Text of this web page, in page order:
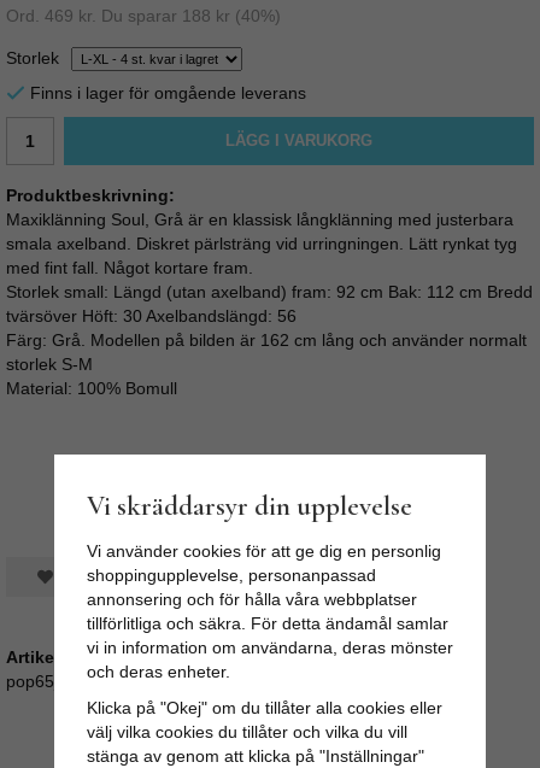
Ord. 469 kr . Du sparar 188 kr (40%)
Storlek
Finns i lager för omgående leverans
LÄGG I VARUKORG
Produktbeskrivning:
Maxiklänning Soul, Grå är en klassisk långklänning med justerbara
smala axelband. Diskret pärlsträng vid urringningen. Lätt rynkat tyg
med fint fall. Något kortare fram.
Storlek small: Längd (utan axelband) fram: 92 cm Bak: 112 cm Bredd
tvärsöver Höft: 30 Axelbandslängd: 56
Färg: Grå. Modellen på bilden är 162 cm lång och använder normalt
storlek S-M
Material: 100% Bomull
Spara som favorit
Artikelnummer:
pop65_bal6-1
Recensioner
Vi skräddarsyr din upplevelse
Vi använder cookies för att ge dig en personlig
shoppingupplevelse, personanpassad
annonsering och för hålla våra webbplatser
tillförlitliga och säkra. För detta ändamål samlar
vi in information om användarna, deras mönster
och deras enheter.
Klicka på "Okej" om du tillåter alla cookies eller
välj vilka cookies du tillåter och vilka du vill
stänga av genom att klicka på "Inställningar"